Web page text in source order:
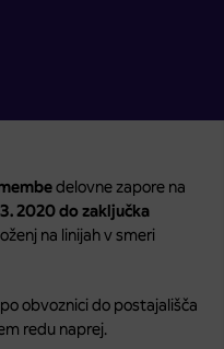
delovne zapore na
2020do zaključka
na linijah v smeri
obvoznici do postajališča
redu naprej.